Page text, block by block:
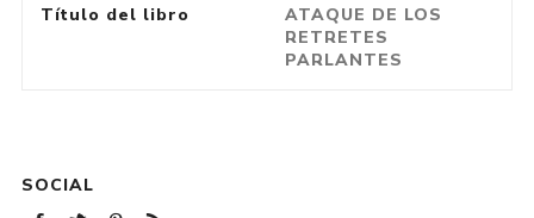
Título del libro
ATAQUE DE LOS
RETRETES
PARLANTES
SOCIAL